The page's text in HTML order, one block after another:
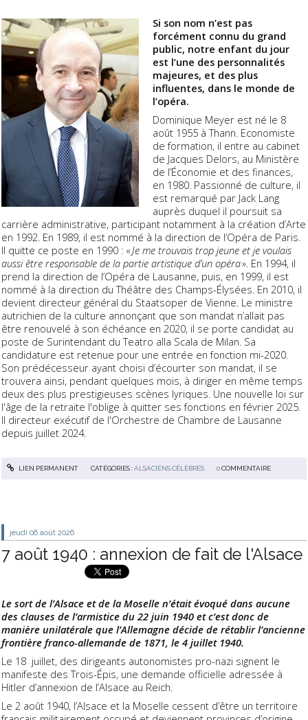
Si son nom n’est pas
forcément connu du grand
public, notre enfant du jour
est l’une des personnalités
majeures, et des plus
influentes, dans le monde de
l’opéra.
Dominique Meyer est né le 8
août 1955 à Thann. Economiste
de formation, il entre au cabinet
de Jacques Delors, au Ministère
de l’Économie et des finances,
en 1980. Passionné de culture, il
est remarqué par Jack Lang
auprès duquel il poursuit sa
carrière administrative, participant notamment à la création d’Arte
en 1992. En 1989, il est nommé à la direction de l’Opéra de Paris.
Il quitte ce poste en 1990 : «Je me trouvais trop jeune et je voulais
aussi être responsable de la partie artistique d’un opéra». En 1994, il
prend la direction de l’Opéra de Lausanne, puis, en 1999, il est
nommé à la direction du Théâtre des Champs-Élysées. En 2010, il
devient directeur général du Staatsoper de Vienne. Le ministre
autrichien de la culture annonçant que son mandat n’allait pas
être renouvelé à son échéance en 2020, il se porte candidat au
poste de Surintendant du Teatro alla Scala de Milan. Sa
candidature est retenue pour une entrée en fonction mi-2020.
Son prédécesseur ayant choisi d’écourter son mandat, il se
trouvera ainsi, pendant quelques mois, à diriger en même temps
deux des plus prestigieuses scènes lyriques. Une nouvelle loi sur
l'âge de la retraite l'oblige à quitter ses fonctions en février 2025.
Il directeur exécutif de l'Orchestre de Chambre de Lausanne
depuis juillet 2024.
LIEN PERMANENT CATÉGORIES :ALSACIENS CÉLÈBRES 0COMMENTAIRE
jeudi 06 août 2026
7 août 1940 : annexion de fait de l'Alsace
Le sort de l’Alsace et de la Moselle n’était évoqué dans aucune
des clauses de l’armistice du 22 juin 1940 et c’est donc de
manière unilatérale que l’Allemagne décide de rétablir l’ancienne
frontière franco-allemande de 1871, le 4 juillet 1940.
Le 18 juillet, des dirigeants autonomistes pro-nazi signent le
manifeste des Trois-Épis, une demande officielle adressée à
Hitler d’annexion de l’Alsace au Reich.
Le 2 août 1940, l’Alsace et la Moselle cessent d’être un territoire